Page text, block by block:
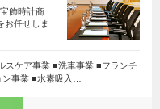
飾時計商
お任せしま
スケア事業 ■洗車事業 ■フランチ
事業 ■水素吸入…